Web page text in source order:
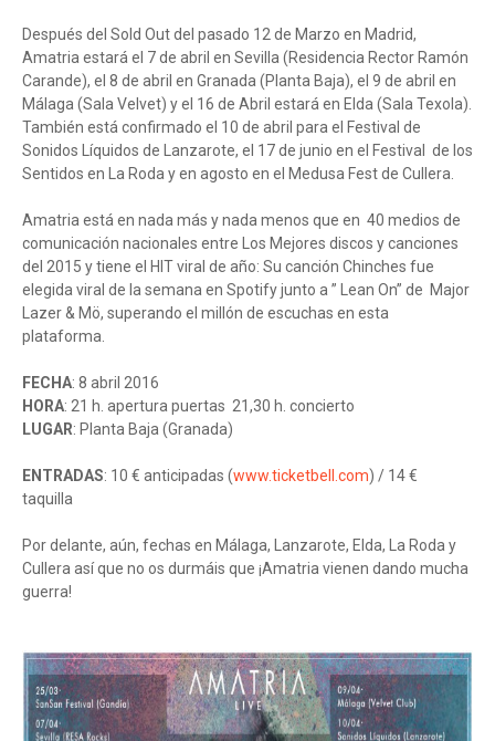
Después del Sold Out del pasado 12 de Marzo en Madrid,
Amatria estará el 7 de abril en Sevilla (Residencia Rector Ramón
Carande), el 8 de abril en Granada (Planta Baja), el 9 de abril en
Málaga (Sala Velvet) y el 16 de Abril estará en Elda (Sala Texola).
También está confirmado el 10 de abril para el Festival de
Sonidos Líquidos de Lanzarote, el 17 de junio en el Festival de los
Sentidos en La Roda y en agosto en el Medusa Fest de Cullera.
Amatria está en nada más y nada menos que en 40 medios de
comunicación nacionales entre Los Mejores discos y canciones
del 2015 y tiene el HIT viral de año: Su canción Chinches fue
elegida viral de la semana en Spotify junto a ” Lean On” de Major
Lazer & Mö, superando el millón de escuchas en esta
plataforma.
FECHA: 8 abril 2016
HORA: 21 h. apertura puertas 21,30 h. concierto
LUGAR: Planta Baja (Granada)
ENTRADAS: 10 € anticipadas (www.ticketbell.com) / 14 €
taquilla
Por delante, aún, fechas en Málaga, Lanzarote, Elda, La Roda y
Cullera así que no os durmáis que ¡Amatria vienen dando mucha
guerra!